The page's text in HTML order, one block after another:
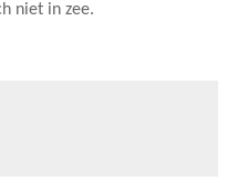
niet in zee.